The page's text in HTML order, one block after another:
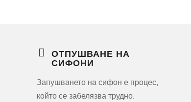
ОТПУШВАНЕ НА
СИФОНИ
Запушването на сифон е процес,
който се забелязва трудно.